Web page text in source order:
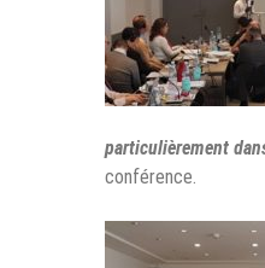
particulièrement
conférence.